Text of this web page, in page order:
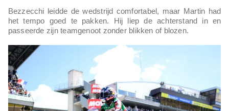
Bezzecchi leidde de wedstrijd comfortabel, maar Martin had
het tempo goed te pakken. Hij liep de achterstand in en
passeerde zijn teamgenoot zonder blikken of blozen.